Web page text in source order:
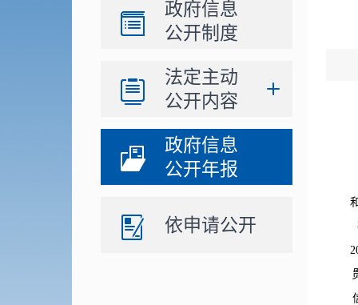
政府信息
公开制度
法定主动
公开内容
政府信息
公开年报
依申请公开